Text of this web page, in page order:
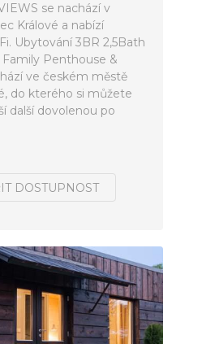
se nachází v
Králové a nabízí
Ubytování 3BR 2,5Bath
Family Penthouse &
ve českém městě
do kterého si můžete
další dovolenou po
DOSTUPNOST